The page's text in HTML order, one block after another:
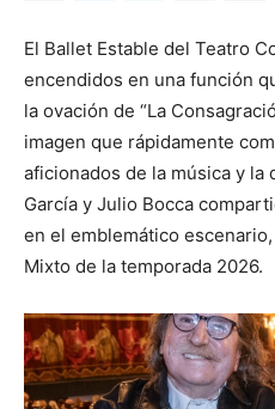
El Ballet Estable del Teatro
encendidos en una función
la ovación de “La
imagen que rápidamente
aficionados de la música y la
García y Julio Bocca
en el emblemático
Mixto de la temporada 2026.